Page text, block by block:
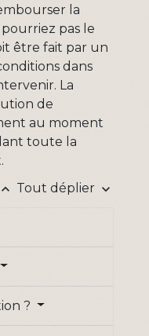
la
pas le
être fait par un
dans
La
de
au moment
toute la
keyboard_arrow_up Tout déplier keyboard_arrow_down
?